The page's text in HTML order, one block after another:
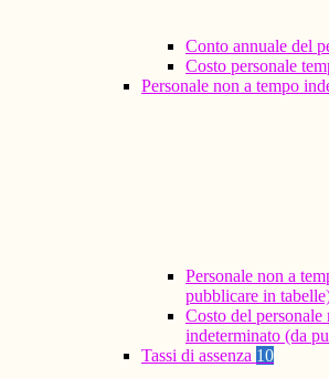
Conto annuale del
Costo personale
Personale non a tempo
Personale non a
pubblicare in
Costo del personale
indeterminato (da
Tassi di assenza 10